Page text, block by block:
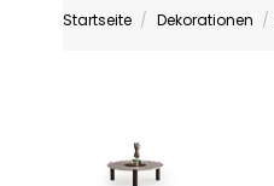
Startseite Dekorationen